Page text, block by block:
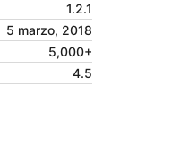
1.2.1
5 marzo, 2018
5,000+
4.5